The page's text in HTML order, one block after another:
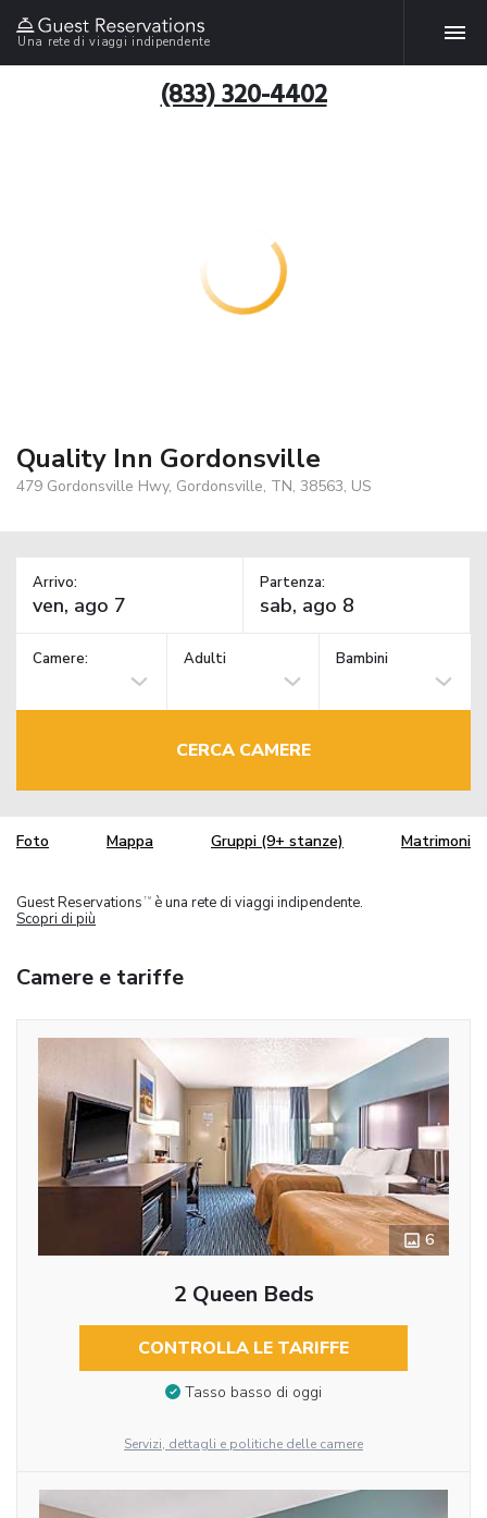
Una rete di viaggi indipendente
(833) 320-4402
Quality Inn Gordonsville
479 Gordonsville Hwy, Gordonsville, TN, 38563, US
Arrivo: Partenza:
Camere: Adulti Bambini
CERCA CAMERE
Foto Mappa Gruppi (9+ stanze) Matrimoni
Guest Reservations TM
è una rete di viaggi indipendente.
Scopri di più
Camere e tariffe
6
2 Queen Beds
CONTROLLA LE TARIFFE
Tasso basso di oggi
Servizi, dettagli e politiche delle camere